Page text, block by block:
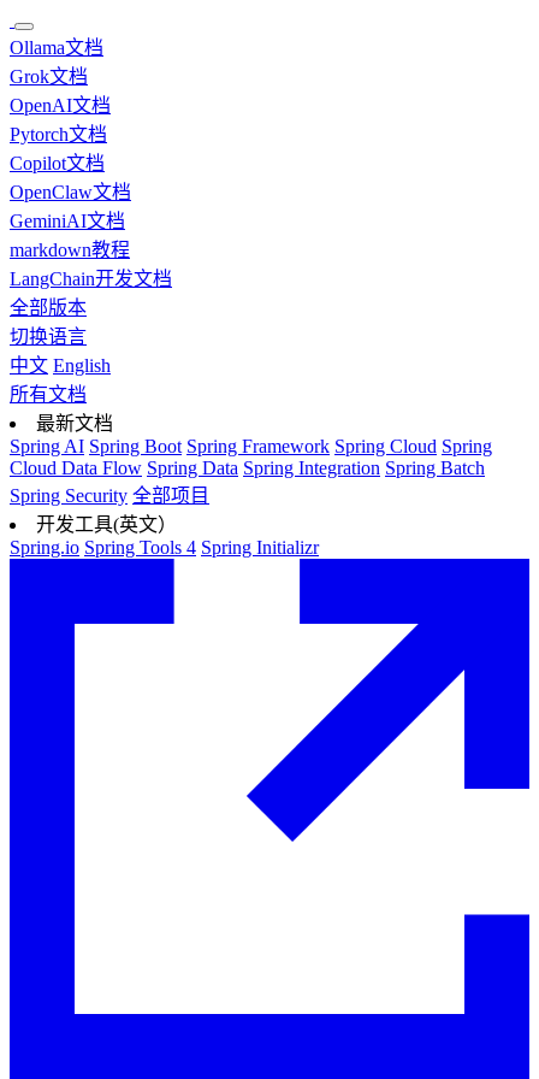
Ollama文档
Grok文档
OpenAI文档
Pytorch文档
Copilot文档
OpenClaw文档
GeminiAI文档
markdown教程
LangChain开发文档
全部版本
切换语言
中文 English
所有文档
最新文档
Spring AI Spring Boot Spring Framework Spring Cloud Spring
Cloud Data Flow Spring Data Spring Integration Spring Batch
Spring Security 全部项目
开发工具(英文）
Spring.io Spring Tools 4 Spring Initializr